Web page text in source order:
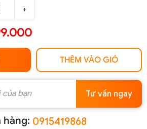
+
THÊM VÀO GIỎ
Tư vấn ngay
hàng: 0915419868